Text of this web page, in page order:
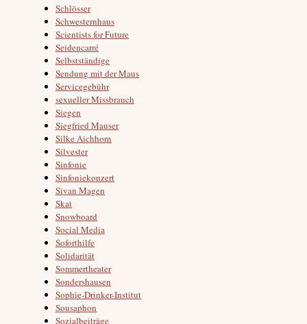
Schlösser
Schwesternhaus
Scientists for Future
Seidencarré
Selbstständige
Sendung mit der Maus
Servicegebühr
sexueller Missbrauch
Siegen
Siegfried Mauser
Silke Aichhorn
Silvester
Sinfonie
Sinfoniekonzert
Sivan Magen
Skat
Snowboard
Social Media
Soforthilfe
Solidarität
Sommertheater
Sondershausen
Sophie-Drinker-Institut
Sousaphon
Sozialbeiträge